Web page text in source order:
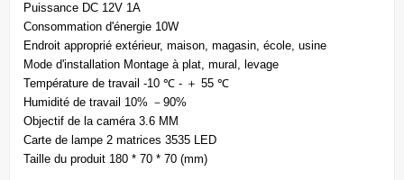
Puissance DC 12V 1A
Consommation d'énergie 10W
Endroit approprié extérieur, maison, magasin, école, usine
Mode d'installation Montage à plat, mural, levage
Température de travail -10 ℃ - ＋ 55 ℃
Humidité de travail 10% －90%
Objectif de la caméra 3.6 MM
Carte de lampe 2 matrices 3535 LED
Taille du produit 180 * 70 * 70 (mm)